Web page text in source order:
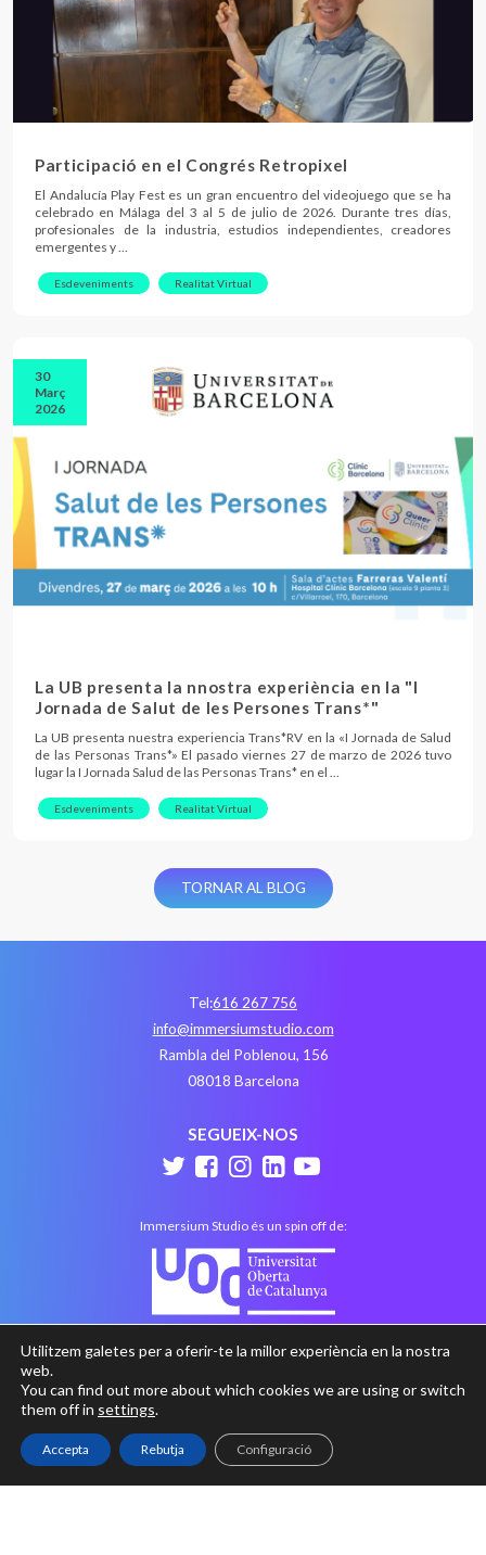
Participació en el Congrés Retropixel
El Andalucía Play Fest es un gran encuentro del videojuego que se ha
celebrado en Málaga del 3 al 5 de julio de 2026. Durante tres días,
profesionales de la industria, estudios independientes, creadores
emergentes y …
Esdeveniments Realitat Virtual
30
Març
2026
La UB presenta la nnostra experiència en la "I
Jornada de Salut de les Persones Trans*"
La UB presenta nuestra experiencia Trans*RV en la «I Jornada de Salud
de las Personas Trans*» El pasado viernes 27 de marzo de 2026 tuvo
lugar la I Jornada Salud de las Personas Trans* en el …
Esdeveniments Realitat Virtual
TORNAR AL BLOG
Tel:616 267 756
info@immersiumstudio.com
Rambla del Poblenou, 156
08018 Barcelona
SEGUEIX-NOS
Immersium Studio és un spin off de:
Avís legal Política de privacitat Política de cookies
Utilitzem galetes per a oferir-te la millor experiència en la nostra
web.
You can find out more about which cookies we are using or switch
them off in settings.
Accepta Rebutja Configuració